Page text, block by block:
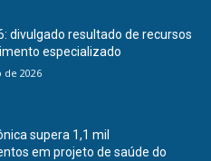
divulgado resultado de recursos
especializado
de 2026
supera 1,1 mil
em projeto de saúde do